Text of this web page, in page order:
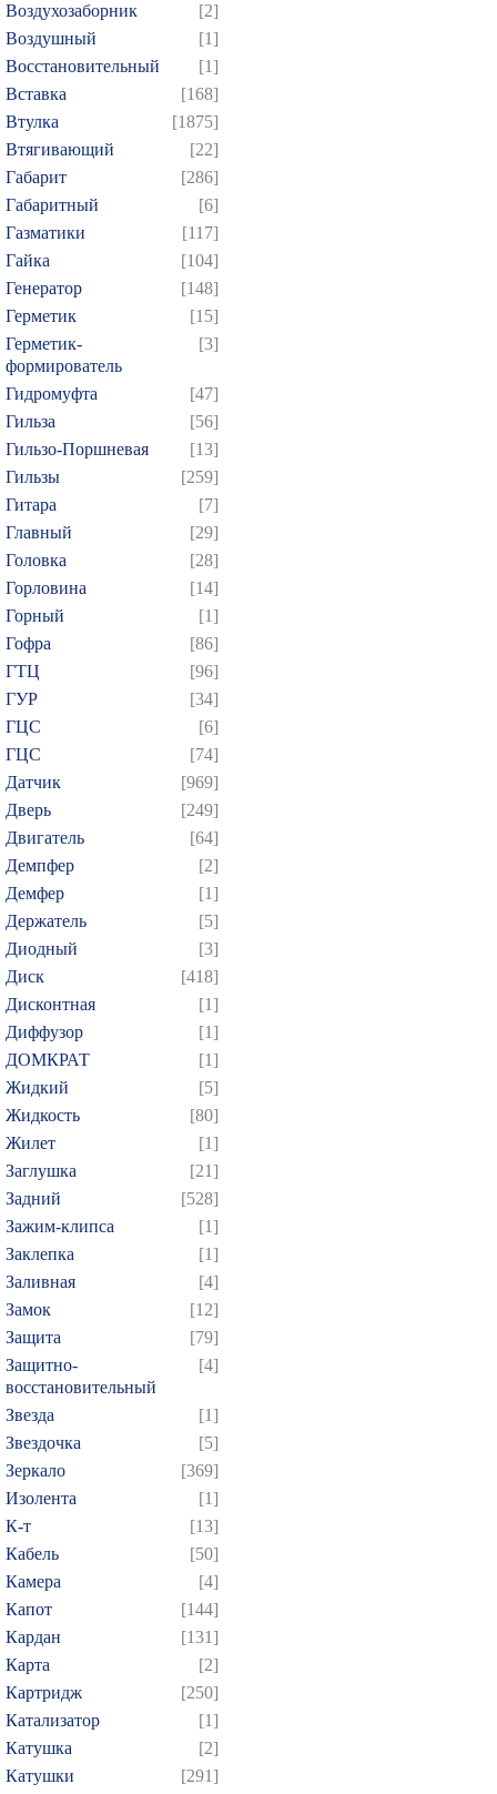
Воздухозаборник
[2]
Воздушный
[1]
Восстановительный
[1]
Вставка
[168]
Втулка
[1875]
Втягивающий
[22]
Габарит
[286]
Габаритный
[6]
Газматики
[117]
Гайка
[104]
Генератор
[148]
Герметик
[15]
Герметик-
формирователь
[3]
Гидромуфта
[47]
Гильза
[56]
Гильзо-Поршневая
[13]
Гильзы
[259]
Гитара
[7]
Главный
[29]
Головка
[28]
Горловина
[14]
Горный
[1]
Гофра
[86]
ГТЦ
[96]
ГУР
[34]
ГЦC
[6]
ГЦС
[74]
Датчик
[969]
Дверь
[249]
Двигатель
[64]
Демпфер
[2]
Демфер
[1]
Держатель
[5]
Диодный
[3]
Диск
[418]
Дисконтная
[1]
Диффузор
[1]
ДОМКРАТ
[1]
Жидкий
[5]
Жидкость
[80]
Жилет
[1]
Заглушка
[21]
Задний
[528]
Зажим-клипса
[1]
Заклепка
[1]
Заливная
[4]
Замок
[12]
Защита
[79]
Защитно-
восстановительный
[4]
Звезда
[1]
Звездочка
[5]
Зеркало
[369]
Изолента
[1]
К-т
[13]
Кабель
[50]
Камера
[4]
Капот
[144]
Кардан
[131]
Карта
[2]
Картридж
[250]
Катализатор
[1]
Катушка
[2]
Катушки
[291]